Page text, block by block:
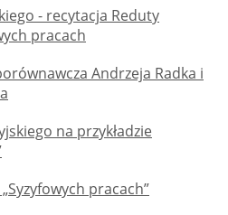
- recytacja Reduty
pracach
Andrzeja Radka i
na przykładzie
pracach”